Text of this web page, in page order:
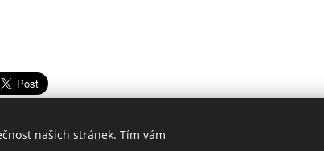
našich stránek. Tím vám